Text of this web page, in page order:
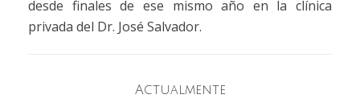
desde finales de ese mismo año en la clínica
privada del Dr. José Salvador.
Actualmente